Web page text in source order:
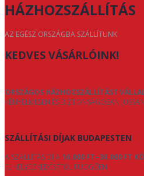
HÁZHOZSZÁLLÍTÁS
AZ EGÉSZ ORSZÁGBA SZÁLLÍTUNK
KEDVES VÁSÁRLÓINK!
ORSZÁGOS HÁZHOZSZÁLLÍTÁST
KÉNYELMESEN ÉS BIZTONSÁGOSAN
SZÁLLÍTÁSI DÍJAK BUDAPESTEN
A SZÁLLÍTÁS DÍJA16.000 FT–30.000 FT
ELHELYEZKEDÉSÉTŐL FÜGGŐEN.